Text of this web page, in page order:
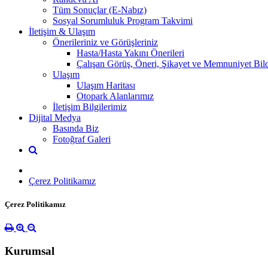
Tüm Sonuçlar (E-Nabız)
Sosyal Sorumluluk Program Takvimi
İletişim & Ulaşım
Önerileriniz ve Görüşleriniz
Hasta/Hasta Yakını Önerileri
Çalışan Görüş, Öneri, Şikayet ve Memnuniyet
Ulaşım
Ulaşım Haritası
Otopark Alanlarımız
İletişim Bilgilerimiz
Dijital Medya
Basında Biz
Fotoğraf Galeri
Çerez Politikamız
Çerez Politikamız
Kurumsal